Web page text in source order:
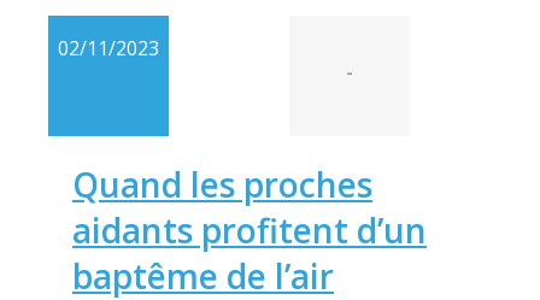
02/11/2023
-
Quand les proches
aidants profitent d’un
baptême de l’air